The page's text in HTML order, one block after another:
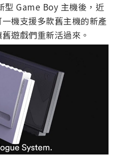
型 Game Boy 主機後，近
機支援多款舊主機的新產
遊戲們重新活過來。